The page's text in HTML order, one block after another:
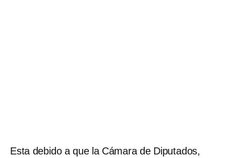
Esta debido a que la Cámara de Diputados,